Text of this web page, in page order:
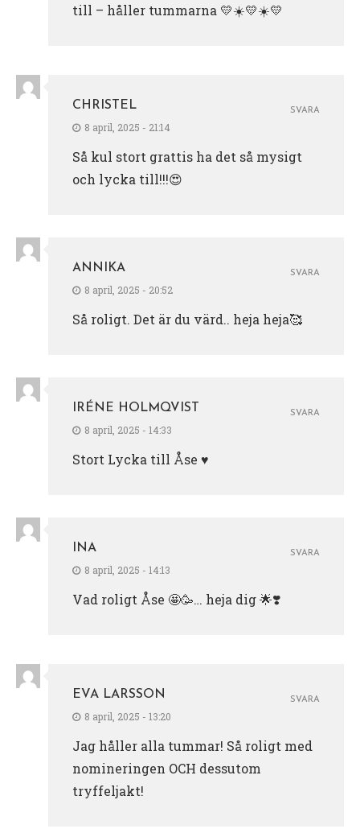
till – håller tummarna 💛☀️💛☀️💛
CHRISTEL
8 april, 2025 - 21:14
Så kul stort grattis ha det så mysigt
och lycka till!!!😍
SVARA
ANNIKA
8 april, 2025 - 20:52
Så roligt. Det är du värd.. heja heja🥰
SVARA
IRÉNE HOLMQVIST
8 april, 2025 - 14:33
Stort Lycka till Åse ♥️
SVARA
INA
8 april, 2025 - 14:13
Vad roligt Åse 🤩🥳… heja dig 🌟❣️
SVARA
EVA LARSSON
8 april, 2025 - 13:20
Jag håller alla tummar! Så roligt med
nomineringen OCH dessutom
tryffeljakt!
SVARA